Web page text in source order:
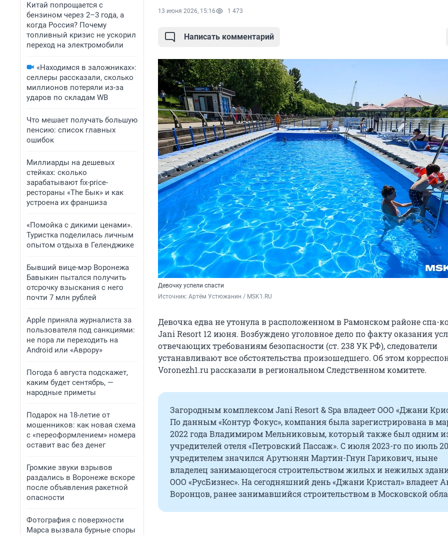
Китай попрощается с
бензином через 2–3 года, а
когда Россия? Почему
топливный кризис не ускорил
переход на электромобили
«Находимся в заложниках»:
селлеры рассказали, сколько
миллионов потеряли из-за
ударов по складам WB
Что мешает получать большую
пенсию: список главных
ошибок
Миллиарды на дешевых
стейках: сколько
зарабатывают fix-price-
рестораны «The Бык» и как
устроена их франшиза
«Помойка с дикими ценами».
Туристка поделилась личным
опытом отдыха в Геленджике
Бывший вице-мэр Воронежа
Бавыкин пытался получить
отсрочку взыскания с него
почти 7 млн рублей
Apple приняла журналиста за
пользователя под санкциями:
не пора ли переходить на
Android или «Аврору»
Погода 6 августа подскажет,
каким будет сентябрь, —
народные приметы
Подарок на 18-летие от
мошенников: как новая схема
с «переоформлением» номера
оставит вас без денег
Громкие звуки взрывов
раздались в Воронеже вскоре
после объявления ракетной
опасности
Фотография с поверхности
Марса вызвала бурные споры
13 июня 2026, 15:16 1 473
Написать комментарий
Девочку успели спасти
Источник: Артём Устюжанин / MSK1.RU
Девочка едва не утонула в расположенном в Рамонском районе спа-
Jani Resort 12 июня. Возбуждено уголовное дело по факту оказания
отвечающих требованиям безопасности (ст. 238 УК РФ), следователи
устанавливают все обстоятельства произошедшего. Об этом
Voronezh1.ru рассказали в региональном Следственном комитете.
Загородным комплексом Jani Resort & Spa владеет ООО «Джани
По данным «Контур Фокус», компания была зарегистрирована в
2022 года Владимиром Мельниковым, который также был одним
учредителей отеля «Петровский Пассаж». С июля 2023-го по июль
учредителем значился Арутюнян Мартин-Гнун Гарикович, ныне
владелец занимающегося строительством жилых и нежилых
ООО «РусБизнес». На сегодняшний день «Джани Кристал» владеет
Воронцов, ранее занимавшийся строительством в Московской